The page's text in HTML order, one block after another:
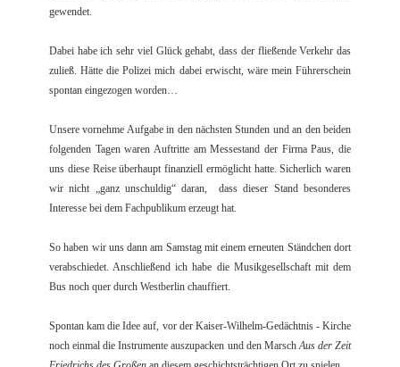
gewendet.
Dabei habe ich sehr viel Glück gehabt, dass der fließende Verkehr das
zuließ. Hätte die Polizei mich dabei erwischt, wäre mein Führerschein
spontan eingezogen worden…
Unsere vornehme Aufgabe in den nächsten Stunden und an den beiden
folgenden Tagen waren Auftritte am Messestand der Firma Paus, die
uns diese Reise überhaupt finanziell ermöglicht hatte. Sicherlich waren
wir nicht „ganz unschuldig“ daran, dass dieser Stand besonderes
Interesse bei dem Fachpublikum erzeugt hat.
So haben wir uns dann am Samstag mit einem erneuten Ständchen dort
verabschiedet. Anschließend ich habe die Musikgesellschaft mit dem
Bus noch quer durch Westberlin chauffiert.
Spontan kam die Idee auf, vor der Kaiser-Wilhelm-Gedächtnis - Kirche
noch einmal die Instrumente auszupacken und den MarschAus der Zeit